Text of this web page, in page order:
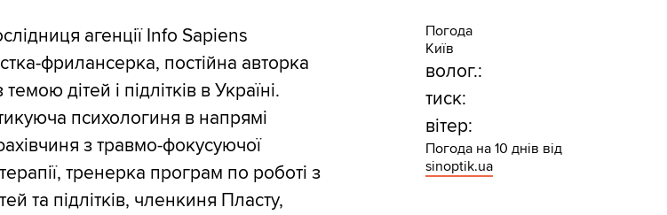
агенції Info Sapiens
фрилансерка, постійна авторка
дітей і підлітків в Україні.
психологиня в напрямі
з травмо-фокусуючої
тренерка програм по роботі з
та підлітків, членкиня Пласту,
Погода
Київ
волог.:
тиск:
вітер:
Погода на 10 днів від
sinoptik.ua